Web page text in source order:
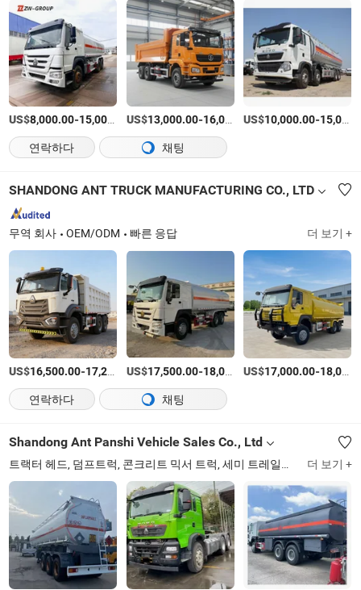
US$8,000.00-15,000.00 /상품
US$13,000.00-16,000.00 /상품
US$10,000.00-15,000.00
연락하다 채팅
SHANDONG ANT TRUCK MANUFACTURING CO., LTD
무역 회사 OEM/ODM 빠른 응답 더 보기 +
US$16,500.00-17,200.00 /상품
US$17,500.00-18,000.00 /상품
US$17,000.00-18,000.00
연락하다 채팅
Shandong Ant Panshi Vehicle Sales Co., Ltd
트랙터 헤드, 덤프트럭, 콘크리트 믹서 트럭, 세미 트레일러, 건설 기계, 특수 차량, 농업 차량, 액세서리, 툭툭, 굴착기 더 보기 +